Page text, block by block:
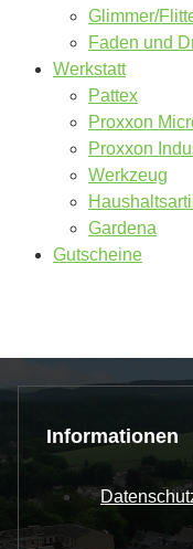
Glimmer/
Faden und
Werkstatt
Pattex
Proxxon
Proxxon
Werkzeug
Gardena
Gutscheine
Informationen